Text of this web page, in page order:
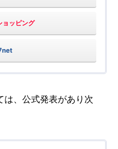
ョッピング
は、公式発表があり次